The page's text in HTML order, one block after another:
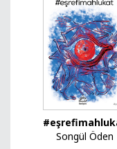
Songül Öden